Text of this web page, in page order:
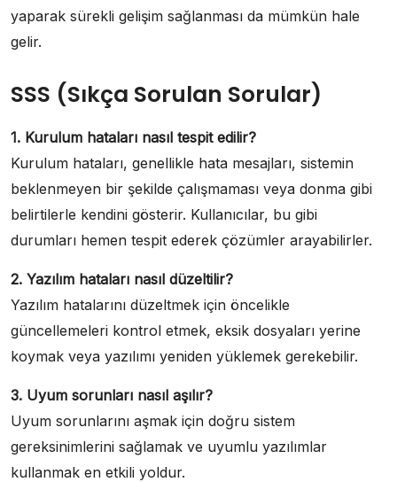
yaparak sürekli gelişim sağlanması da mümkün hale
gelir.
SSS (Sıkça Sorulan Sorular)
1. Kurulum hataları nasıl tespit edilir?
Kurulum hataları, genellikle hata mesajları, sistemin
beklenmeyen bir şekilde çalışmaması veya donma gibi
belirtilerle kendini gösterir. Kullanıcılar, bu gibi
durumları hemen tespit ederek çözümler arayabilirler.
2. Yazılım hataları nasıl düzeltilir?
Yazılım hatalarını düzeltmek için öncelikle
güncellemeleri kontrol etmek, eksik dosyaları yerine
koymak veya yazılımı yeniden yüklemek gerekebilir.
3. Uyum sorunları nasıl aşılır?
Uyum sorunlarını aşmak için doğru sistem
gereksinimlerini sağlamak ve uyumlu yazılımlar
kullanmak en etkili yoldur.